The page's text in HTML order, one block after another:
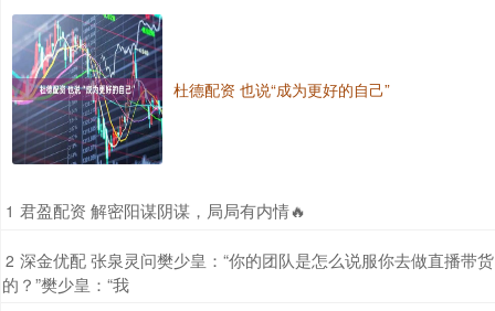
杜德配资 也说“成为更好的自己”
1 ​君盈配资 解密阳谋阴谋，局局有内情🔥
2 ​深金优配 张泉灵问樊少皇：“你的团队是怎么说服你去做直播带货
的？”樊少皇：“我